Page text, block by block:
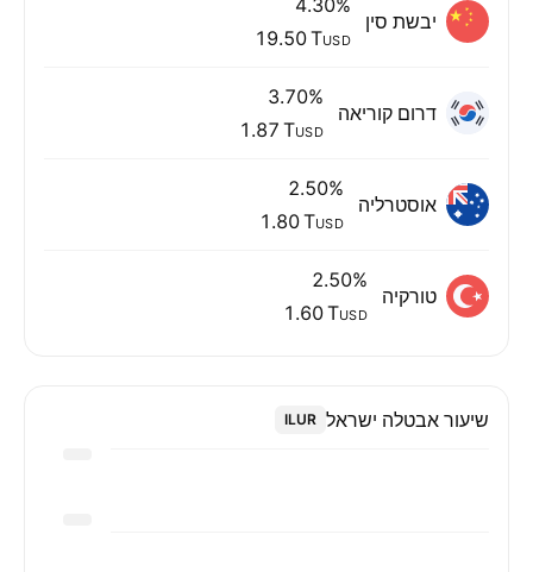
יבשת סין
‪19.50 T‬USD
דרום קוריאה
3.70%
‪1.87 T‬USD
‏אוסטרליה
2.50%
‪1.80 T‬USD
טורקיה
2.50%
‪1.60 T‬USD
שיעור אבטלה ישראל ILUR